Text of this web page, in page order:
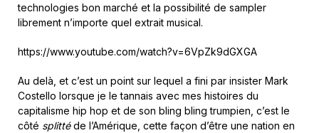
technologies bon marché et la possibilité de sampler
librement n’importe quel extrait musical.
https://www.youtube.com/watch?v=6VpZk9dGXGA
Au delà, et c’est un point sur lequel a fini par insister Mark
Costello lorsque je le tannais avec mes histoires du
capitalisme hip hop et de son bling bling trumpien, c’est le
côté splittéde l’Amérique, cette façon d’être une nation en